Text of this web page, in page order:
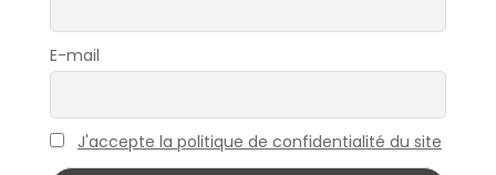
E-mail
J'accepte la politique de confidentialité du site